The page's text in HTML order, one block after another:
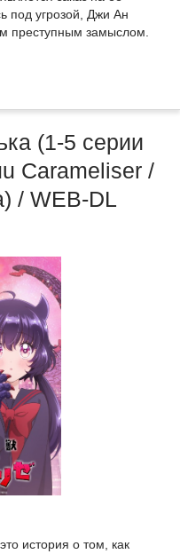
под угрозой, Джи Ан
преступным замыслом.
(1-5 серии
Carameliser /
/ WEB-DL
история о том, как